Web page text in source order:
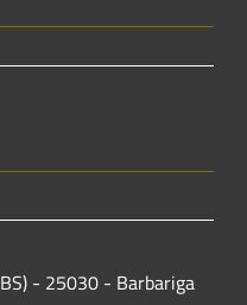
- 25030 - Barbariga